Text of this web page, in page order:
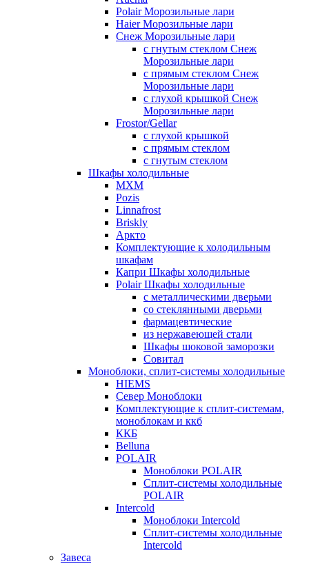
Polair Морозильные лари
Haier Морозильные лари
Снеж Морозильные лари
с гнутым стеклом Снеж
Морозильные лари
с прямым стеклом Снеж
Морозильные лари
с глухой крышкой Снеж
Морозильные лари
Frostor/Gellar
с глухой крышкой
с прямым стеклом
с гнутым стеклом
Шкафы холодильные
МХМ
Pozis
Linnafrost
Briskly
Аркто
Комплектующие к холодильным
шкафам
Капри Шкафы холодильные
Polair Шкафы холодильные
с металлическими дверьми
со стеклянными дверьми
фармацевтические
из нержавеющей стали
Шкафы шоковой заморозки
Совитал
Моноблоки, сплит-системы холодильные
HIEMS
Север Моноблоки
Комплектующие к сплит-системам,
моноблокам и ккб
ККБ
Belluna
POLAIR
Моноблоки POLAIR
Сплит-системы холодильные
POLAIR
Intercold
Моноблоки Intercold
Сплит-системы холодильные
Intercold
Завеса